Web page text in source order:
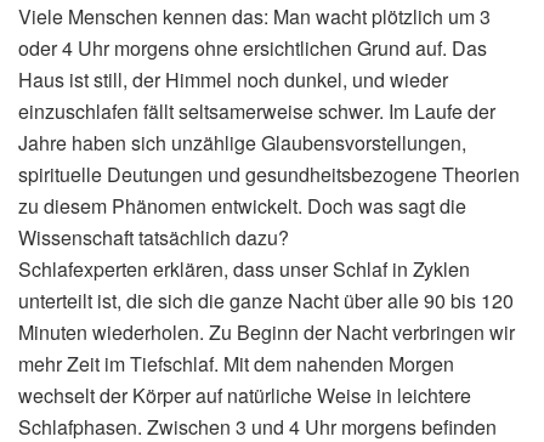
Viele Menschen kennen das: Man wacht plötzlich um 3
oder 4 Uhr morgens ohne ersichtlichen Grund auf. Das
Haus ist still, der Himmel noch dunkel, und wieder
einzuschlafen fällt seltsamerweise schwer. Im Laufe der
Jahre haben sich unzählige Glaubensvorstellungen,
spirituelle Deutungen und gesundheitsbezogene Theorien
zu diesem Phänomen entwickelt. Doch was sagt die
Wissenschaft tatsächlich dazu?
Schlafexperten erklären, dass unser Schlaf in Zyklen
unterteilt ist, die sich die ganze Nacht über alle 90 bis 120
Minuten wiederholen. Zu Beginn der Nacht verbringen wir
mehr Zeit im Tiefschlaf. Mit dem nahenden Morgen
wechselt der Körper auf natürliche Weise in leichtere
Schlafphasen. Zwischen 3 und 4 Uhr morgens befinden